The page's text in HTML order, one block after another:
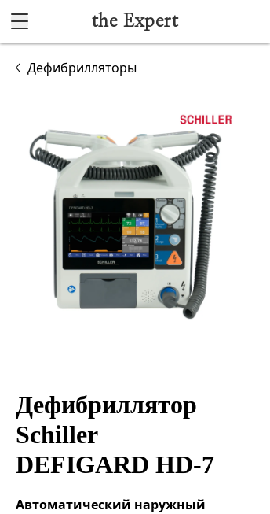
the Expert
Анестезиология и реанимация
Гибкая эндоскопия
Лучевая диагностика
Ультразвуковая диагностика
Офтальмологическое оборудование
Хирургическое оборудование
Дефибрилляторы
Дефибриллятор
Schiller
DEFIGARD HD-7
Автоматический наружный